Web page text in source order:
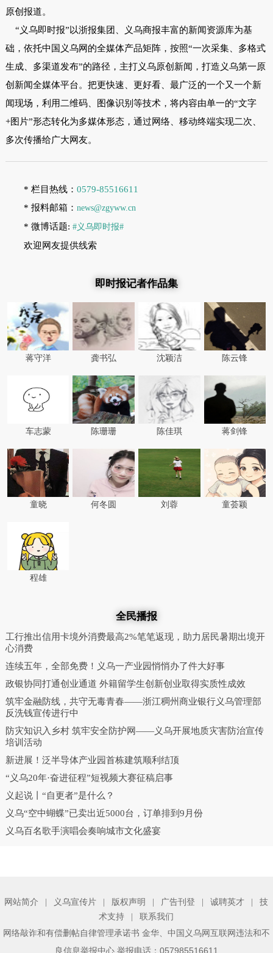
原创报道。
“义乌即时报”以浙报集团、义乌商报丰富的新闻资源库为基
础，依托中国义乌网的全媒体产品矩阵，按照“一次采集、多格式
生成、多渠道发布”的路径，主打义乌原创新闻，打造义乌第一原
创新闻全媒体平台。把更快速、更好看、最广泛的一个又一个新
闻现场，利用二维码、图像识别等技术，将内容由单一的“文字
+图片”形态转化为多媒体形态，通过网络、移动终端实现二次、
多次传播给广大网友。
* 栏目热线： 0579-85516611
* 报料邮箱： news@zgyww.cn
* 微博话题: #义乌即时报#
欢迎网友提供线索
即时报记者作品集
蒋守洋 龚书弘 沈颖洁 陈云锋
车志蒙 陈珊珊 陈佳琪 蒋剑锋
童晓 何冬圆 刘蓉 童荟颖
程雄
全民播报
工行推出信用卡境外消费最高2%笔笔返现，助力居民暑期出境开
心消费
连续五年，全部免费！义乌一产业园悄悄办了件大好事
政银协同打通创业通道 外籍留学生创新创业取得实质性成效
筑牢金融防线，共守无毒青春——浙江稠州商业银行义乌管理部
反洗钱宣传进行中
防灾知识入乡村 筑牢安全防护网——义乌开展地质灾害防治宣传
培训活动
新进展！泛半导体产业园首栋建筑顺利结顶
“义乌20年·奋进征程”短视频大赛征稿启事
义起说丨“自更者”是什么？
义乌“空中蝴蝶”已卖出近5000台，订单排到9月份
义乌百名歌手演唱会奏响城市文化盛宴
网站简介 义乌宣传片 版权声明 广告刊登 诚聘英才
技
术支持
联系我们
网络敲诈和有偿删帖自律管理承诺书 金华、 中国义乌网互联网违法和不
良信息举报中心举报电话：057985516611